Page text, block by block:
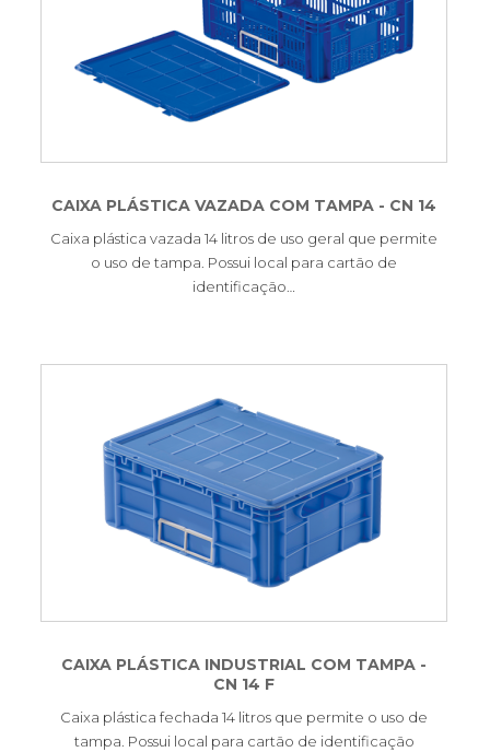
CAIXA PLÁSTICA VAZADA COM TAMPA - CN 14
Caixa plástica vazada 14 litros de uso geral que permite
o uso de tampa. Possui local para cartão de
identificação…
CAIXA PLÁSTICA INDUSTRIAL COM TAMPA -
CN 14 F
Caixa plástica fechada 14 litros que permite o uso de
tampa. Possui local para cartão de identificação